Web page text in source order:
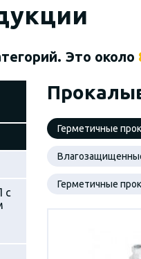
Это около
с
Герметичные
Герметичные